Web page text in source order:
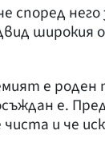
според
широкия
е роден
е.
и че